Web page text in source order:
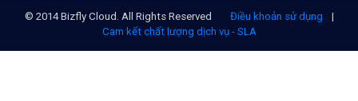
© 2014 Bizfly Cloud. All Rights Reserved Điều khoản sử dụng
|
Cam kết chất lượng dịch vụ - SLA